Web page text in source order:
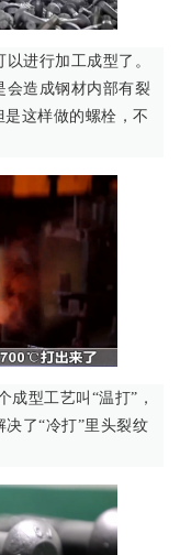
进行加工成型了。
会造成钢材内部有裂
这样做的螺栓，不
成型工艺叫“温打”，
了“冷打”里头裂纹